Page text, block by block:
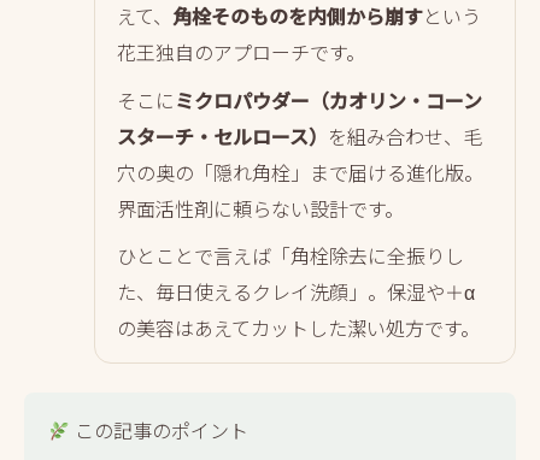
えて、 角栓そのものを内側から崩すという
花王独自のアプローチです。
そこにミクロパウダー（カオリン・コーン
スターチ・セルロース） を組み合わせ、毛
穴の奥の「隠れ角栓」まで届ける進化版。
界面活性剤に頼らない設計です。
ひとことで言えば「角栓除去に全振りし
た、毎日使えるクレイ洗顔」。保湿や＋α
の美容はあえてカットした潔い処方です。
この記事のポイント